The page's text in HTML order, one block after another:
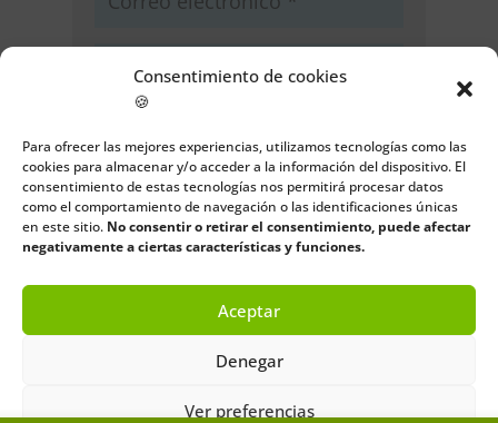
Consentimiento de cookies
🍪
Para ofrecer las mejores experiencias, utilizamos tecnologías como las
cookies para almacenar y/o acceder a la información del dispositivo. El
consentimiento de estas tecnologías nos permitirá procesar datos
como el comportamiento de navegación o las identificaciones únicas
en este sitio. No consentir o retirar el consentimiento, puede afectar
negativamente a ciertas características y funciones.
Aceptar
Denegar
Ver preferencias
electrónico y web en este navegador
para la próxima vez que comente.
Enviar comentario